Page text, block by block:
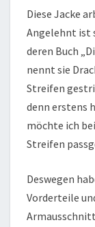
Diese Jacke
Angelehnt ist
deren Buch
nennt sie
Streifen
denn erstens
möchte ich
Streifen
Deswegen
Vorderteile